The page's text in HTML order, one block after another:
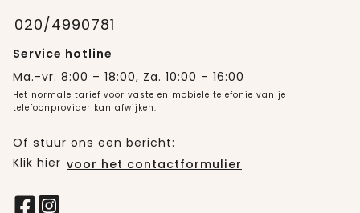
020/4990781
Service hotline
Ma.-vr. 8:00 – 18:00, Za. 10:00 – 16:00
Het normale tarief voor vaste en mobiele telefonie van je
telefoonprovider kan afwijken.
Of stuur ons een bericht:
Klik hier voor het contactformulier